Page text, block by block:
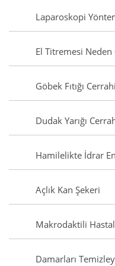
Laparoskopi
El Titremesi Neden
Göbek Fıtığı
Dudak Yarığı
Hamilelikte İdrar
Açlık Kan Şekeri
Makrodaktili
Damarları